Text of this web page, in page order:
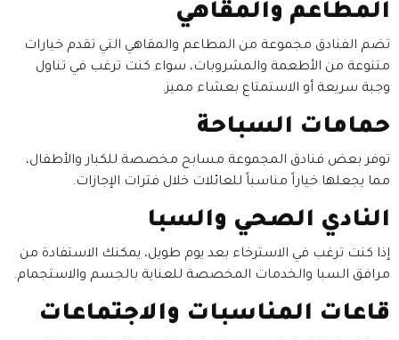
المطاعم والمقاهي
تضم الفنادق مجموعة من المطاعم والمقاهي التي تقدم خيارات
متنوعة من الأطعمة والمشروبات، سواء كنت ترغب في تناول
وجبة سريعة أو الاستمتاع بعشاء مميز.
حمامات السباحة
توفر بعض فنادق المجموعة مسابح مخصصة للكبار والأطفال،
مما يجعلها خياراً مناسباً للعائلات خلال فترات الإجازات.
النادي الصحي والسبا
إذا كنت ترغب في الاسترخاء بعد يوم طويل، يمكنك الاستفادة من
مرافق السبا والخدمات المخصصة للعناية بالجسم والاستجمام.
قاعات المناسبات والاجتماعات